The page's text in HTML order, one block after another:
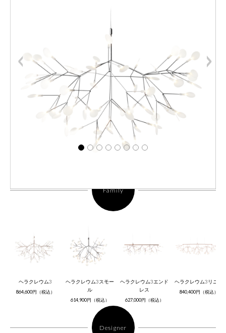
< >
Family
ヘラクレウム3
864,600円（税込）
ヘラクレウム3スモー
ル
614,900円（税込）
ヘラクレウム3エンド
レス
627,000円（税込）
ヘラクレウム3リニア
840,400円（税込）
Designer